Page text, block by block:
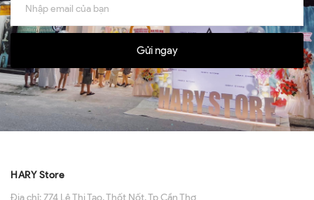
Gửi ngay
HARY Store